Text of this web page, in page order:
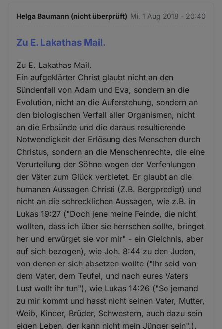
Helga Baumann (nicht überprüft) Mi. 1 Aug 2018 - 20:40
Zu E. Lakathas Mail.
Zu E. Lakathas Mail.
Ein aufgeklärter Christ glaubt nicht an den
Sündenfall von Adam und Eva, sondern an die
Evolution, nicht an die Auferstehung, sondern an
den biologischen Verfall aller Organismen, nicht
an die Erbsünde und die daraus resultierende
Notwendigkeit der Erlösung des Menschen durch
Christus, sondern an die Menschenrechte, die eine
Verurteilung der Söhne wegen der Verfehlungen
der Väter zum Glück verbietet. Er glaubt an die
humanen Aussagen Christi (Z.B. Bergpredigt) und
nicht an die schrecklichen Aussagen, wie z.B. in
Lukas 19:27 ("Doch jene meine Feinde, die nicht
wollten, dass ich über sie herrschen sollte, bringet
her und erwürget sie vor mir" - ein Gleichnis, aber
auf sich bezogen), wie Joh. 8:44 zu den Juden,
von denen er sich absetzen wollte ("Ihr seid von
dem Vater, dem Teufel, und nach eures Vaters
Lust wollt ihr tun"), wie Lukas 14:26 ("So jemand
zu mir kommt und hasst nicht seinen Vater, Mutter,
Weib, Kinder, Brüder, Schwestern, auch dazu sein
eigen Leben, der kann nicht mein Jünger sein".),